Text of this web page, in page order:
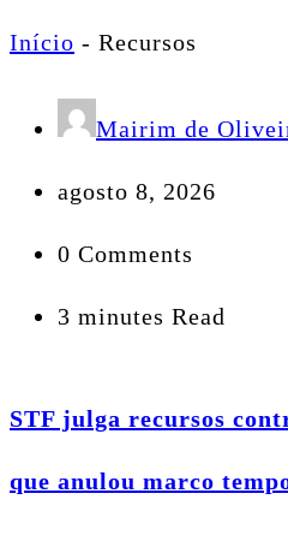
Início - Recursos
Mairim de
agosto 8, 2026
0 Comments
3 minutes Read
STF julga recursos
que anulou marco